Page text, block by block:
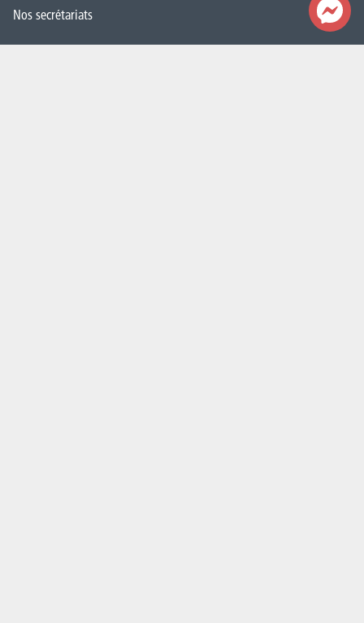
Nos secrétariats